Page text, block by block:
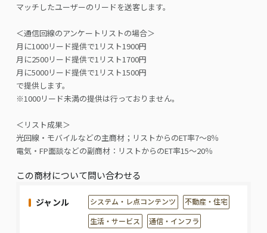
マッチしたユーザーのリードを送客します。
＜通信回線のアンケートリストの場合＞
月に1000リード提供で1リスト1900円
月に2500リード提供で1リスト1700円
月に5000リード提供で1リスト1500円
で提供します。
※1000リード未満の提供は行っておりません。
＜リスト成果＞
光回線・モバイルなどの主商材；リストからのET率7～8％
電気・FP面談などの副商材：リストからのET率15～20％
この商材について問い合わせる
ジャンル システム・レ点コンテンツ
不動産・住宅
生活・サービス
通信・インフラ